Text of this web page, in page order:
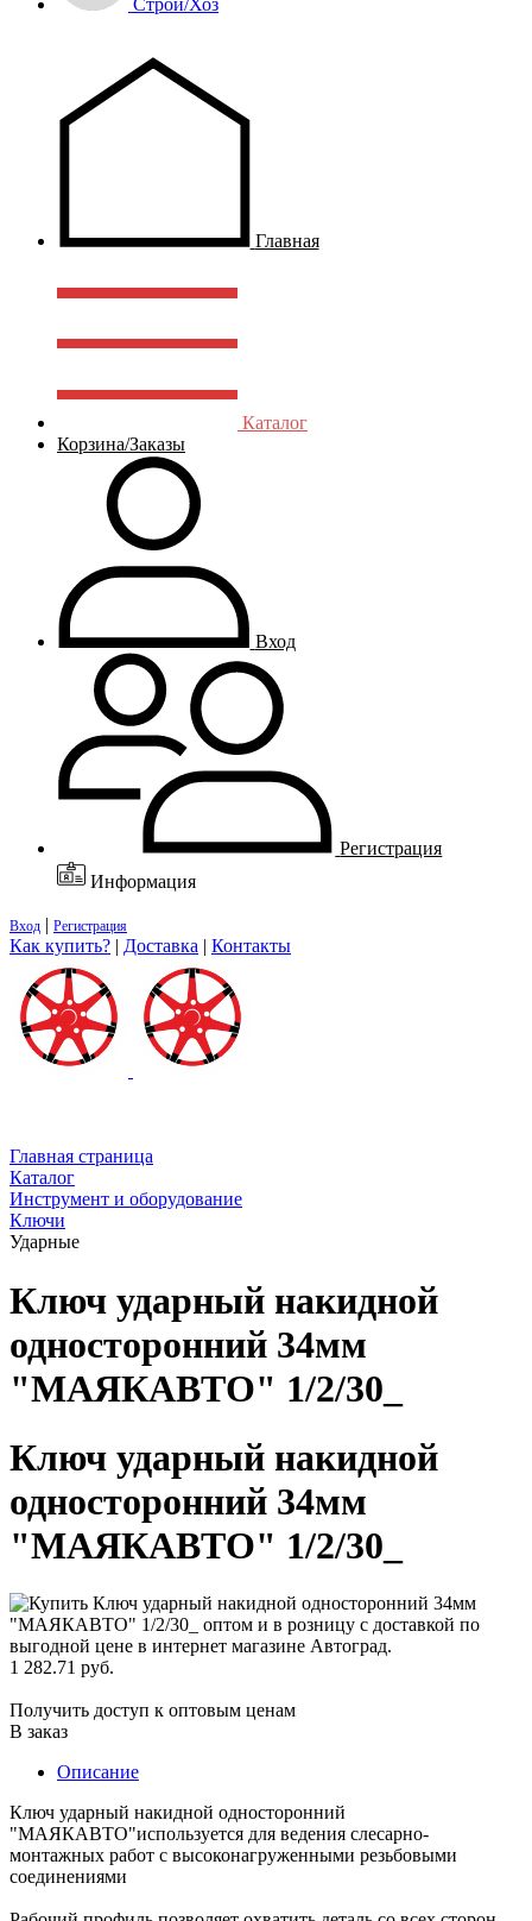
Строй/Хоз
Главная
Каталог
Корзина/Заказы
Вход
Регистрация
Информация
Вход | Регистрация
Как купить? | Доставка | Контакты
Главная страница
Каталог
Инструмент и оборудование
Ключи
Ударные
Ключ ударный накидной
односторонний 34мм
"МАЯКАВТО" 1/2/30_
Ключ ударный накидной
односторонний 34мм
"МАЯКАВТО" 1/2/30_
1 282.71 руб.
Получить доступ к оптовым ценам
В заказ
Описание
Ключ ударный накидной односторонний
"МАЯКАВТО"используется для ведения слесарно-
монтажных работ с высоконагруженными резьбовыми
соединениями